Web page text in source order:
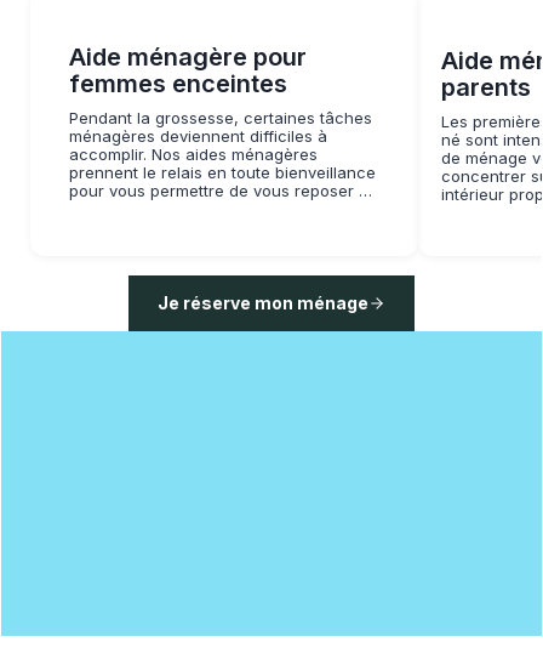
Aide ménagère pour
femmes enceintes
Pendant la grossesse, certaines tâches
ménagères deviennent difficiles à
accomplir. Nos aides ménagères
prennent le relais en toute bienveillance
pour vous permettre de vous reposer et
Aide
parents
Les
né sont
de ménage
concentrer
intérieur
Je réserve mon ménage